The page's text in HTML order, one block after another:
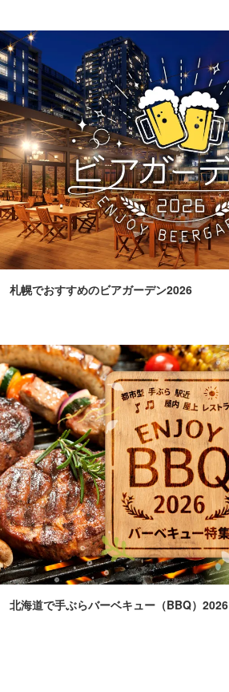
札幌でおすすめのビアガーデン2026
北海道で手ぶらバーベキュー（BBQ）2026